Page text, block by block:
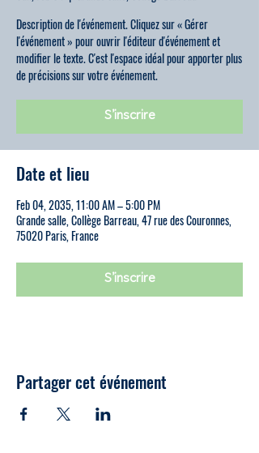
Description de l'événement. Cliquez sur « Gérer
l'événement » pour ouvrir l'éditeur d'événement et
modifier le texte. C'est l'espace idéal pour apporter plus
de précisions sur votre événement.
S’inscrire
Date et lieu
Feb 04, 2035, 11:00 AM – 5:00 PM
Grande salle, Collège Barreau, 47 rue des Couronnes,
75020 Paris, France
S’inscrire
Partager cet événement